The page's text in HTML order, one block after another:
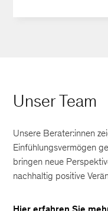
Unser Team
Unsere Berater:innen
Einfühlungsvermögen
bringen neue
nachhaltig positive
Hier erfahren Sie